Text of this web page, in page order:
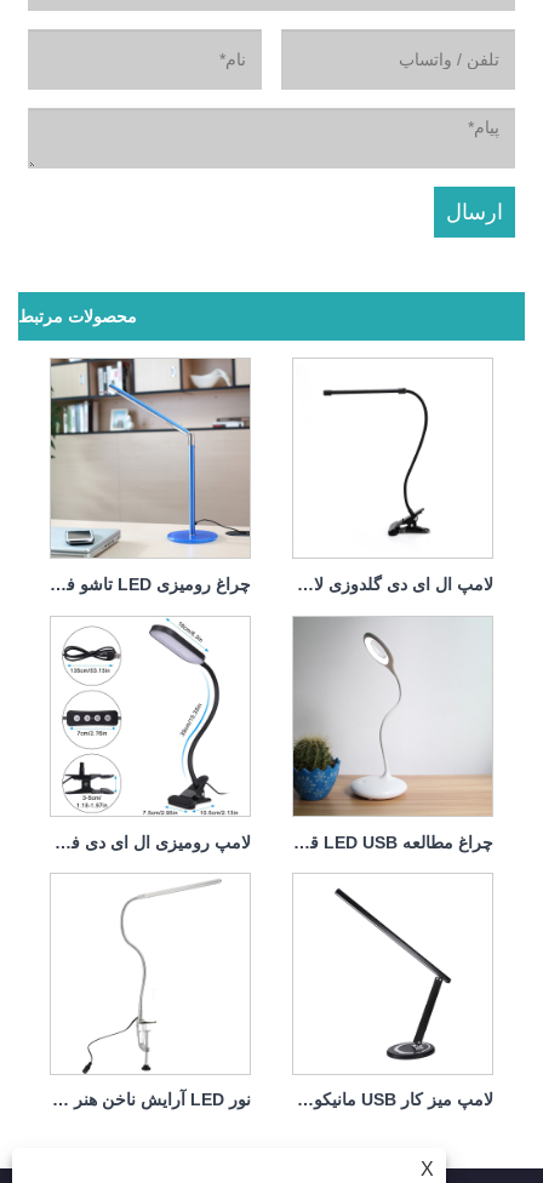
محصولات مرتبط
لامپ ال ای دی گلدوزی لامپ یقه غاز انعطاف پذیر فلزی
نور LED آرایش ناخن هنر تاتو مانیکور USB لامپ میز کار USB مانیکور زیبایی آرایش میکاپ نور میز
X